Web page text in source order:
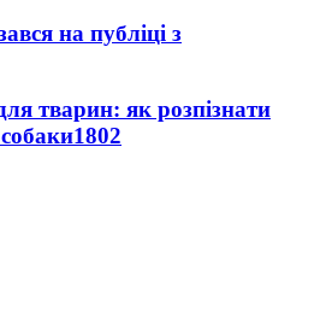
на публіці з
тварин: як розпізнати
1802